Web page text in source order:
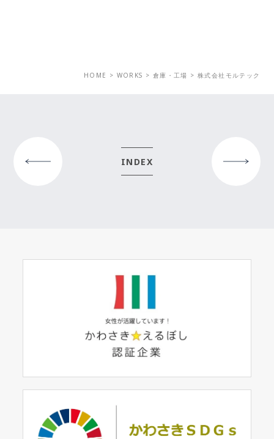
HOME > WORKS > 倉庫・工場 > 株式会社モルテック
INDEX